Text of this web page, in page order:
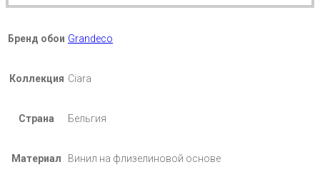
Бренд обои Grandeco
Коллекция Ciara
Страна Бельгия
Материал Винил на флизелиновой основе